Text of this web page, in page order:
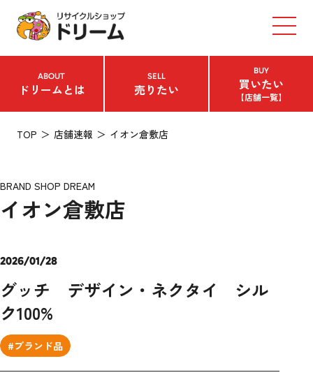
ABOUT
ドリームとは
SELL
売りたい
BUY
買いたい
【店舗一覧】
TOP 店舗速報 イオン倉敷店
BRAND SHOP DREAM
イオン倉敷店
2026/01/28
グッチ デザイン・ネクタイ シル
ク100%
#ブランド品